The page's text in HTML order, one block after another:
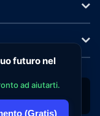
futuro nel
ad aiutarti.
(Gratis)